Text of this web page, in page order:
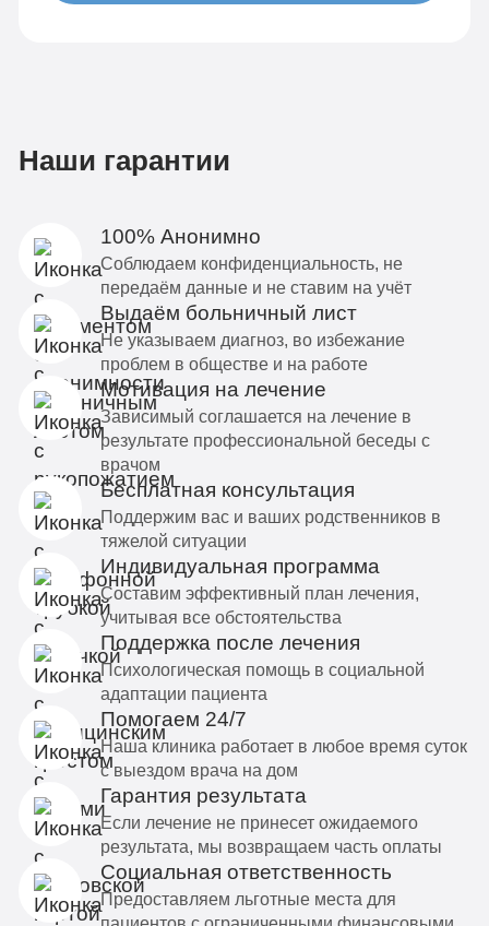
Наши гарантии
100% Анонимно
Соблюдаем конфиденциальность, не
передаём данные и не ставим на учёт
Выдаём больничный лист
Не указываем диагноз, во избежание
проблем в обществе и на работе
Мотивация на лечение
Зависимый соглашается на лечение в
результате профессиональной беседы с
врачом
Бесплатная консультация
Поддержим вас и ваших родственников в
тяжелой ситуации
Индивидуальная программа
Составим эффективный план лечения,
учитывая все обстоятельства
Поддержка после лечения
Психологическая помощь в социальной
адаптации пациента
Помогаем 24/7
Наша клиника работает в любое время суток
с выездом врача на дом
Гарантия результата
Если лечение не принесет ожидаемого
результата, мы возвращаем часть оплаты
Социальная ответственность
Предоставляем льготные места для